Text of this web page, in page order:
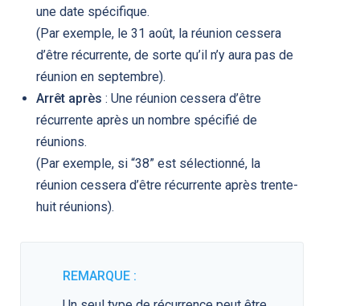
une date spécifique.
(Par exemple, le 31 août, la réunion cessera
d’être récurrente, de sorte qu’il n’y aura pas de
réunion en septembre).
Arrêt après : Une réunion cessera d’être
récurrente après un nombre spécifié de
réunions.
(Par exemple, si “38” est sélectionné, la
réunion cessera d’être récurrente après trente-
huit réunions).
REMARQUE :